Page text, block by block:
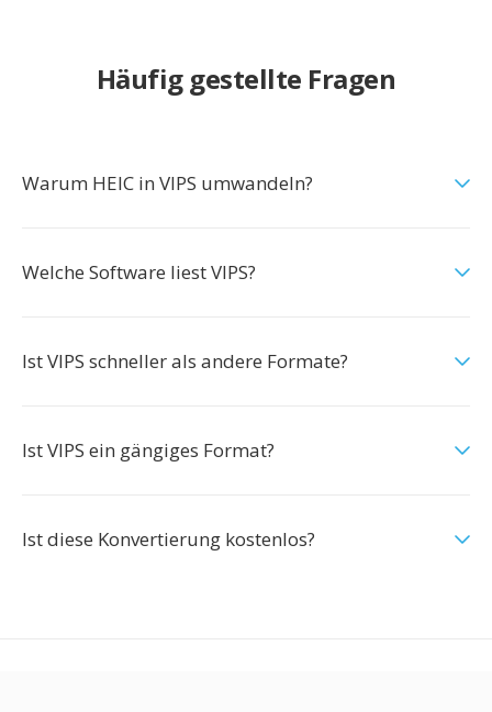
Häufig gestellte Fragen
Warum HEIC in VIPS umwandeln?
Welche Software liest VIPS?
Ist VIPS schneller als andere Formate?
Ist VIPS ein gängiges Format?
Ist diese Konvertierung kostenlos?